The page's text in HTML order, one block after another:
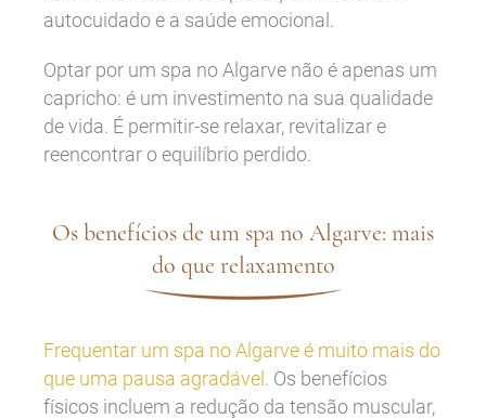
autocuidado e a saúde emocional.
Optar por um spa no Algarve não é apenas um
capricho: é um investimento na sua qualidade
de vida. É permitir-se relaxar, revitalizar e
reencontrar o equilíbrio perdido.
Os benefícios de um spa no Algarve: mais
do que relaxamento
Frequentar um spa no Algarve é muito mais do
que uma pausa agradável. Os benefícios
físicos incluem a redução da tensão muscular,